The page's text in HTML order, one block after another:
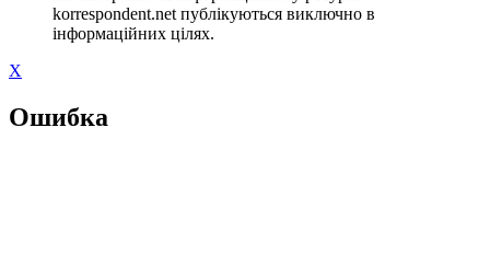
korrespondent.net публікуються виключно в
інформаційних цілях.
X
Ошибка